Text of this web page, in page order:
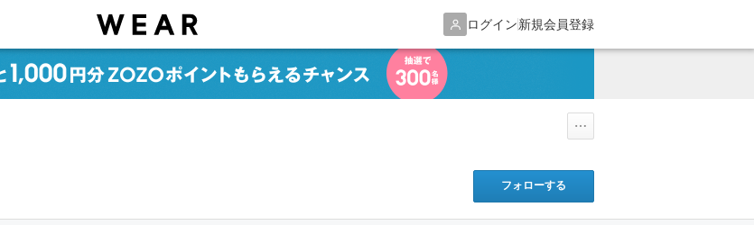
ログイン新規会員登録
フォローする